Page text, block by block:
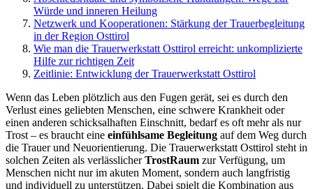
Würde und inneren Heilung
Netzwerk und Kooperationen: Stärkung der Trauerbegleitung
in der Region Osttirol
Wie man die Trauerwerkstatt Osttirol erreicht: unkomplizierte
Hilfe zur richtigen Zeit
Zeitlinie: Entwicklung der Trauerwerkstatt Osttirol
Wenn das Leben plötzlich aus den Fugen gerät, sei es durch den
Verlust eines geliebten Menschen, eine schwere Krankheit oder
einen anderen schicksalhaften Einschnitt, bedarf es oft mehr als nur
Trost – es braucht eine einfühlsame Begleitung auf dem Weg durch
die Trauer und Neuorientierung. Die Trauerwerkstatt Osttirol steht in
solchen Zeiten als verlässlicherTrostRaum zur Verfügung, um
Menschen nicht nur im akuten Moment, sondern auch langfristig
und individuell zu unterstützen. Dabei spielt die Kombination aus